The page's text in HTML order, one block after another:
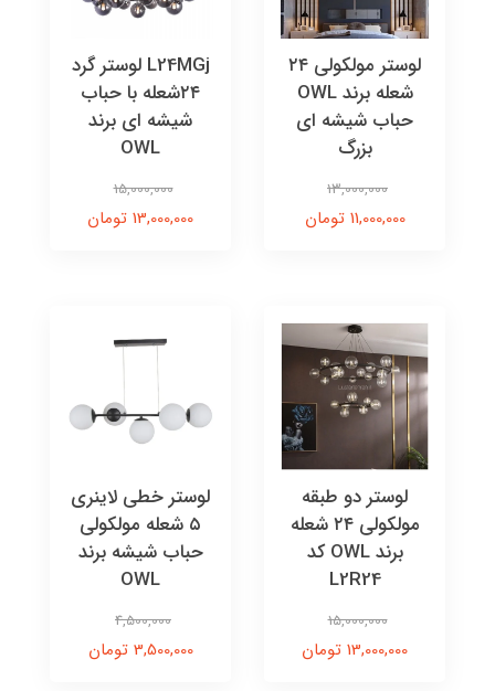
لوستر مولکولی ۲۴
شعله برند OWL
حباب شیشه ای
بزرگ
13,000,000
11,000,000 تومان
L24MGj لوستر گرد
۲۴شعله با حباب
شیشه ای برند
OWL
15,000,000
13,000,000 تومان
لوستر دو طبقه
مولکولی ۲۴ شعله
برند OWL کد
L2R24
15,000,000
13,000,000 تومان
لوستر خطی لاینری
۵ شعله مولکولی
حباب شیشه برند
OWL
4,500,000
3,500,000 تومان